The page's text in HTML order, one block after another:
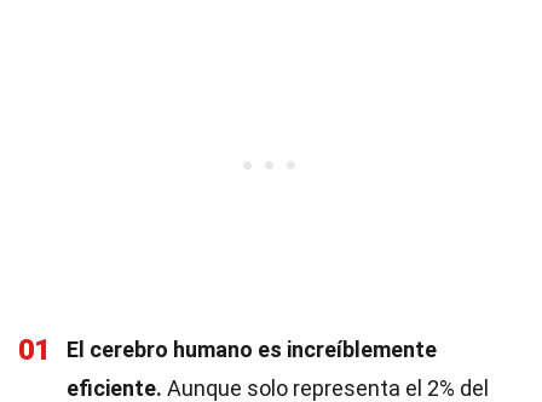
01
El cerebro humano es increíblemente
eficiente. Aunque solo representa el 2% del